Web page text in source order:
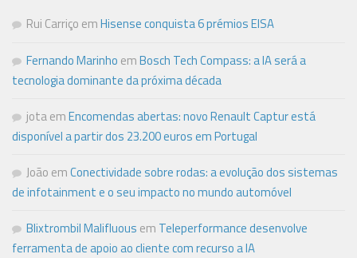
Rui Carriço emHisense conquista 6 prémios EISA
Fernando Marinho emBosch Tech Compass: a IA será a
tecnologia dominante da próxima década
jotaemEncomendas abertas: novo Renault Captur está
disponível a partir dos 23.200 euros em Portugal
João emConectividade sobre rodas: a evolução dos sistemas
de infotainment e o seu impacto no mundo automóvel
Blixtrombil Malifluous em Teleperformance desenvolve
ferramenta de apoio ao cliente com recurso a IA